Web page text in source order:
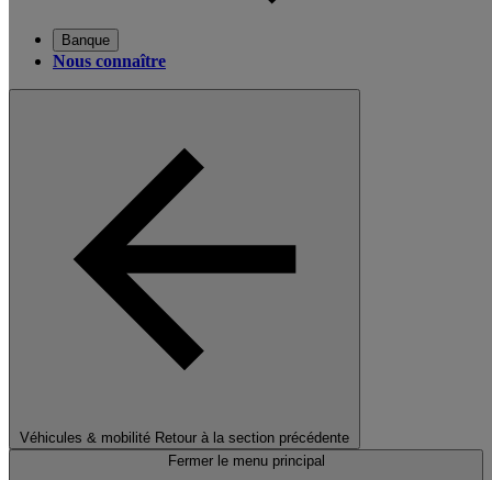
Banque
Nous connaître
Véhicules & mobilité Retour à la section précédente
Fermer le menu principal